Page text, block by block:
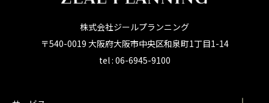
株式会社ジールプランニング
〒540-0019 大阪府大阪市中央区和泉町1丁目1-14
tel : 06-6945-9100